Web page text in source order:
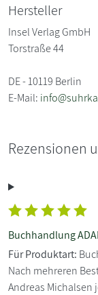
Hersteller
Insel Verlag GmbH
Torstraße 44
DE - 10119 Berlin
E-Mail:
Rezensionen
Buchhandlung
Für Produktart:
Nach mehreren
Andreas Michalsen